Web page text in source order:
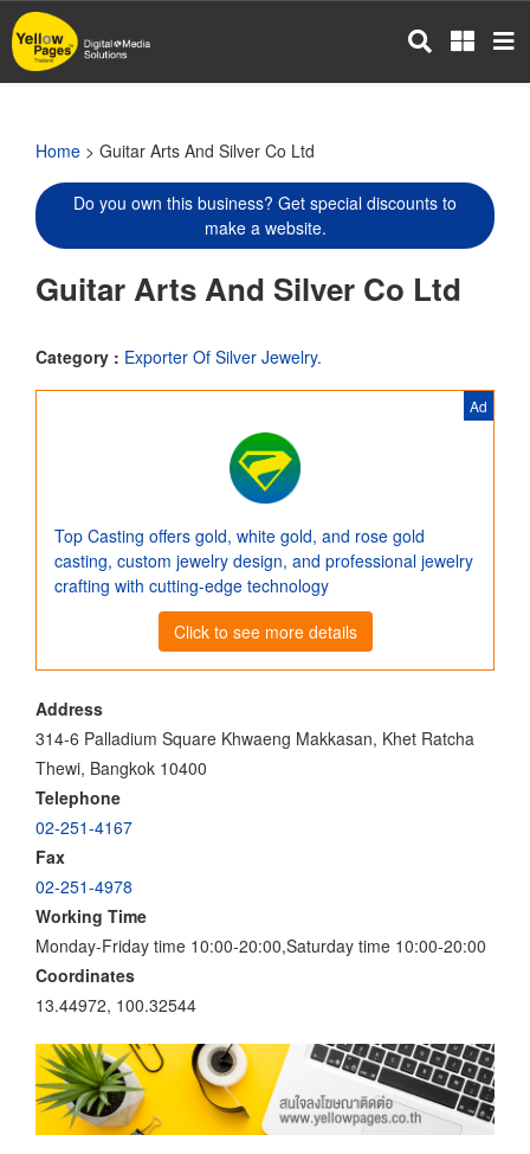
Skip
to
main
Home > Guitar Arts And Silver Co Ltd
Do you own this business? Get special discounts to
make a website.
Guitar Arts And Silver Co Ltd
Category : Exporter Of Silver Jewelry.
Ad
Top Casting offers gold, white gold, and rose gold
casting, custom jewelry design, and professional jewelry
crafting with cutting-edge technology
Click to see more details
Address
314-6 Palladium Square Khwaeng Makkasan, Khet Ratcha
Thewi, Bangkok 10400
Telephone
02-251-4167
Fax
02-251-4978
Working Time
Monday-Friday time 10:00-20:00,Saturday time 10:00-20:00
Coordinates
13.44972, 100.32544